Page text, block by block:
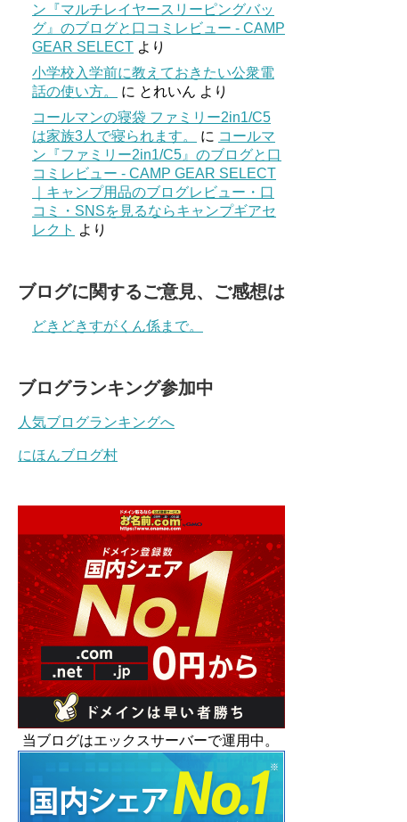
ン『マルチレイヤースリーピングバッ
グ』のブログと口コミレビュー - CAMP
GEAR SELECT より
小学校入学前に教えておきたい公衆電
話の使い方。
に とれいん より
コールマンの寝袋 ファミリー2in1/C5
は家族3人で寝られます。
に コールマ
ン『ファミリー2in1/C5』のブログと口
コミレビュー - CAMP GEAR SELECT
｜キャンプ用品のブログレビュー・口
コミ・SNSを見るならキャンプギアセ
レクト より
ブログに関するご意見、ご感想は
どきどきすがくん係まで。
ブログランキング参加中
人気ブログランキングへ
にほんブログ村
当ブログはエックスサーバーで運用中。